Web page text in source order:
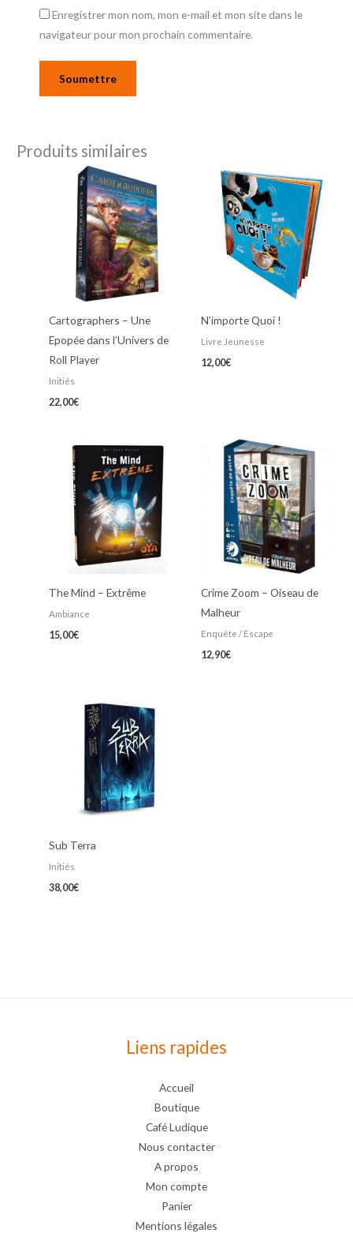
Enregistrer mon nom, mon e-mail et mon site dans le
navigateur pour mon prochain commentaire.
Produits similaires
Cartographers – Une
Epopée dans l’Univers de
Roll Player
Initiés
22,00€
N’importe Quoi !
Livre Jeunesse
12,00€
The Mind – Extrême
Ambiance
15,00€
Crime Zoom – Oiseau de
Malheur
Enquête / Escape
12,90€
Sub Terra
Initiés
38,00€
Liens rapides
Accueil
Boutique
Café Ludique
Nous contacter
A propos
Mon compte
Panier
Mentions légales